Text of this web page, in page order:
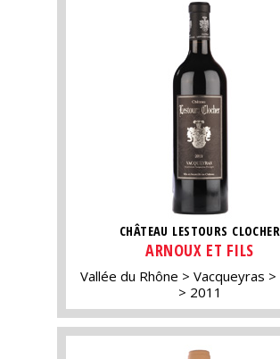
CHÂTEAU LESTOURS CLOCHER
ARNOUX ET FILS
Vallée du Rhône Vacqueyras
2011